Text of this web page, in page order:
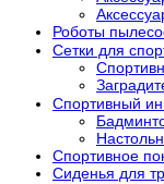
Роботы
Сетки для
Спортивный
Спортивное
Сиденья для